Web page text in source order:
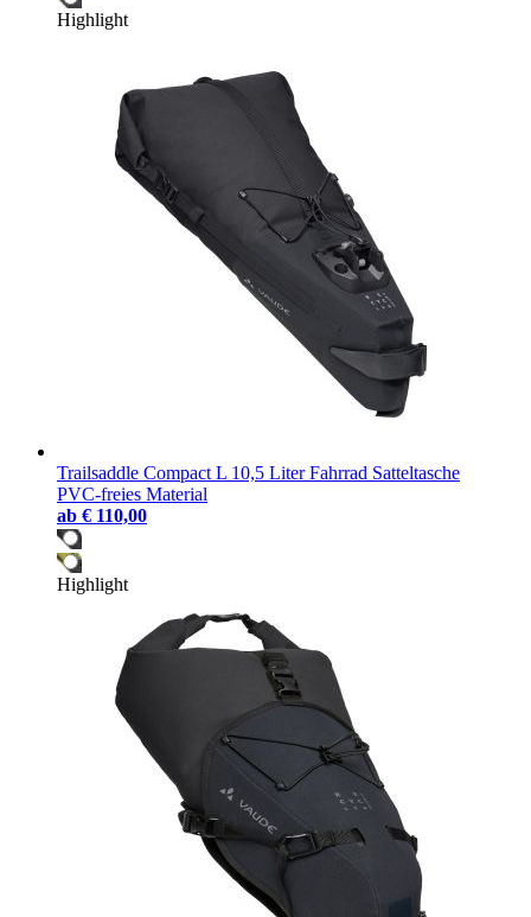
Highlight
Trailsaddle Compact L 10,5 Liter Fahrrad Satteltasche
PVC-freies Material
ab € 110,00
Highlight